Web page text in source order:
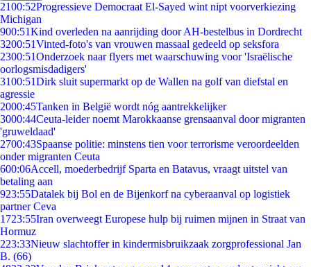
2100:52Progressieve Democraat El-Sayed wint nipt voorverkiezing
Michigan
900:51Kind overleden na aanrijding door AH-bestelbus in Dordrecht
3200:51Vinted-foto's van vrouwen massaal gedeeld op seksfora
2300:51Onderzoek naar flyers met waarschuwing voor 'Israëlische
oorlogsmisdadigers'
3100:51Dirk sluit supermarkt op de Wallen na golf van diefstal en
agressie
2000:45Tanken in België wordt nóg aantrekkelijker
3000:44Ceuta-leider noemt Marokkaanse grensaanval door migranten
'gruweldaad'
2700:43Spaanse politie: minstens tien voor terrorisme veroordeelden
onder migranten Ceuta
600:06Accell, moederbedrijf Sparta en Batavus, vraagt uitstel van
betaling aan
923:55Datalek bij Bol en de Bijenkorf na cyberaanval op logistiek
partner Ceva
1723:55Iran overweegt Europese hulp bij ruimen mijnen in Straat van
Hormuz
223:33Nieuw slachtoffer in kindermisbruikzaak zorgprofessional Jan
B. (66)